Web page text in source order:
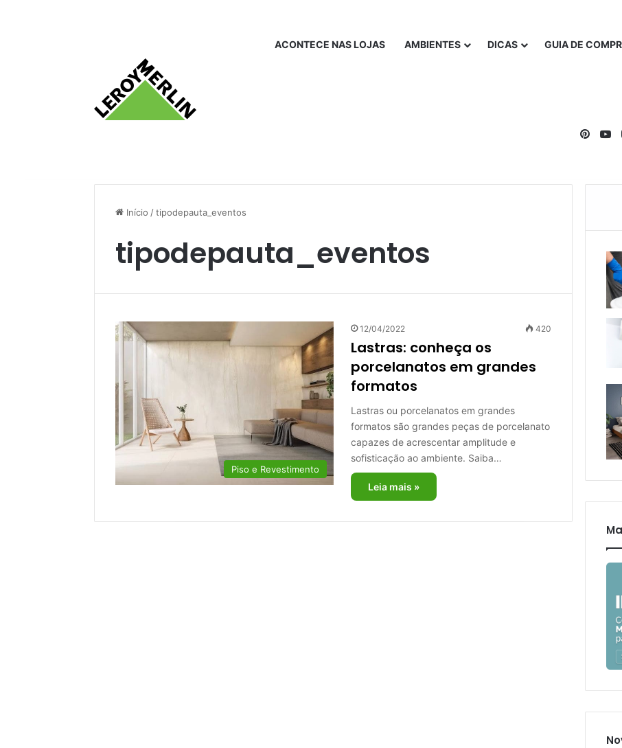
ACONTECE NAS LOJAS AMBIENTES DICAS GUIA DE
Início /tipodepauta_eventos
tipodepauta_eventos
Piso e Revestimento
12/04/2022 420
Lastras: conheça os
porcelanatos em grandes
formatos
Lastras ou porcelanatos em grandes
formatos são grandes peças de porcelanato
capazes de acrescentar amplitude e
sofisticação ao ambiente. Saiba…
Leia mais »